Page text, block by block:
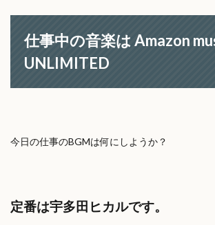
仕事中の音楽は Amazon
UNLIMITED
今日の仕事のBGMは何にしようか？
定番は宇多田ヒカルです。